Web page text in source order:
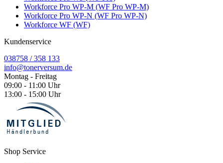
Workforce Pro WP-M (WF Pro WP-M)
Workforce Pro WP-N (WF Pro WP-N)
Workforce WF (WF)
Kundenservice
038758 / 358 133
info@tonerversum.de
Montag - Freitag
09:00 - 11:00 Uhr
13:00 - 15:00 Uhr
Shop Service